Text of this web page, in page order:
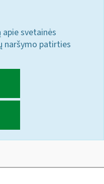
svetainės
naršymo patirties